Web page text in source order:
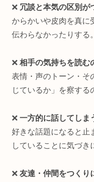
❌ 冗談と本気の区別が
からかいや皮肉を真に
伝わらなかったりする。
❌ 相手の気持ちを読む
表情・声のトーン・そ
じているか」を察する
❌ 一方的に話してしま
好きな話題になると止
していることに気づき
❌ 友達・仲間をつくり